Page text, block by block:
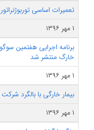
تعمیرات اساسی
۱ مهر ۱۳۹۶
برنامه اجرایی هفتمین
خارگ منتشر شد
۱ مهر ۱۳۹۶
بیمار خارگی با بالگرد
۱ مهر ۱۳۹۶